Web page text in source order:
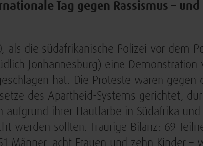
Tag gegen Rassismus –
als die südafrikanische Polizei vor dem
Jonhannesburg) eine Demonstration
hat. Die Proteste waren gegen
des Apartheid-Systems gerichtet,
aufgrund ihrer Hautfarbe in Südafrika und
werden sollten. Traurige Bilanz: 69
Männer, acht Frauen und zehn Kinder –